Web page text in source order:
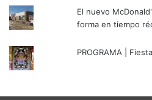
El nuevo
forma en tiempo
PROGRAMA |